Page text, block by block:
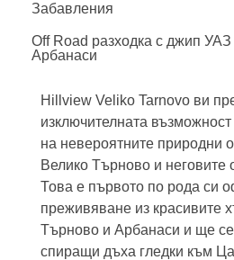
Забавления
Off Road разходка с джип
Арбанаси
Hillview Veliko Tarnovo ви
изключителната
на невероятните природни
Велико Търново и неговите
Това е първото по рода си
преживяване из красивите
Търново и Арбанаси и ще
спиращи дъха гледки към